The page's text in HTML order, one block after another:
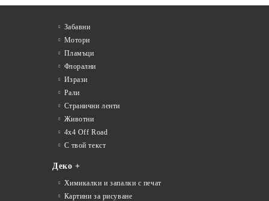
Забавни
Мотори
Пламъци
Флорални
Изрази
Рали
Странични ленти
Животни
4x4 Off Road
С твой текст
Деко +
Химикалки и запалки с печат
Картини за рисуване